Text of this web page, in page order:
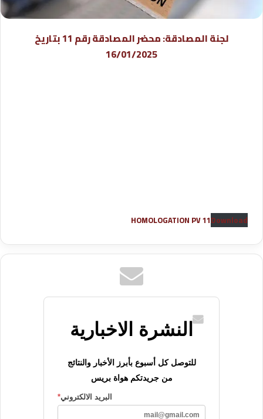
لجنة المصادقة: محضر المصادقة رقم 11 بتاريخ
16/01/2025
HOMOLOGATION PV 11Download
النشرة الاخبارية
للتوصل كل أسبوع بأبرز الأخبار والنتائج
من جريدتكم هواة بريس
البريد الالكتروني*